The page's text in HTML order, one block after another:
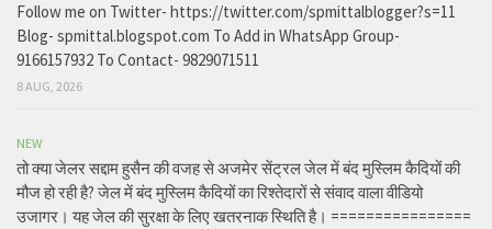
Follow me on Twitter- https://twitter.com/spmittalblogger?s=11
Blog- spmittal.blogspot.com To Add in WhatsApp Group-
9166157932 To Contact- 9829071511
8 AUG, 2026
NEW
तो क्या जेलर सद्दाम हुसैन की वजह से अजमेर सेंट्रल जेल में बंद मुस्लिम कैदियों की
मौज हो रही है? जेल में बंद मुस्लिम कैदियों का रिश्तेदारों से संवाद वाला वीडियो
उजागर। यह जेल की सुरक्षा के लिए खतरनाक स्थिति है। ================